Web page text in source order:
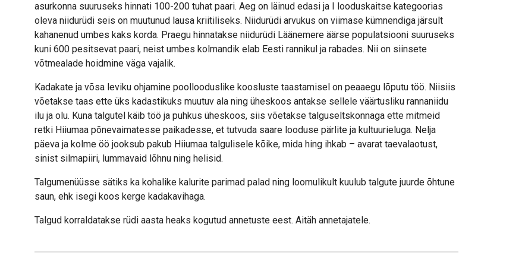
asurkonna suuruseks hinnati 100-200 tuhat paari. Aeg on läinud edasi ja I looduskaitse kategoorias
oleva niidurüdi seis on muutunud lausa kriitiliseks. Niidurüdi arvukus on viimase kümnendiga järsult
kahanenud umbes kaks korda. Praegu hinnatakse niidurüdi Läänemere äärse populatsiooni suuruseks
kuni 600 pesitsevat paari, neist umbes kolmandik elab Eesti rannikul ja rabades. Nii on siinsete
võtmealade hoidmine väga vajalik.
Kadakate ja võsa leviku ohjamine poollooduslike koosluste taastamisel on peaaegu lõputu töö. Niisiis
võetakse taas ette üks kadastikuks muutuv ala ning üheskoos antakse sellele väärtusliku rannaniidu
ilu ja olu. Kuna talgutel käib töö ja puhkus üheskoos, siis võetakse talguseltskonnaga ette mitmeid
retki Hiiumaa põnevaimatesse paikadesse, et tutvuda saare looduse pärlite ja kultuurieluga. Nelja
päeva ja kolme öö jooksub pakub Hiiumaa talgulisele kõike, mida hing ihkab – avarat taevalaotust,
sinist silmapiiri, lummavaid lõhnu ning helisid.
Talgumenüüsse sätiks ka kohalike kalurite parimad palad ning loomulikult kuulub talgute juurde õhtune
saun, ehk isegi koos kerge kadakavihaga.
Talgud korraldatakse rüdi aasta heaks kogutud annetuste eest. Aitäh annetajatele.